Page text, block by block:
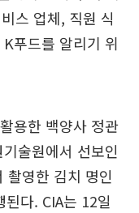
스 업체, 직원 식
푸드를 알리기 위
용한 백양사 정관
술원에서 선보인
촬영한 김치 명인
다. CIA는 12일